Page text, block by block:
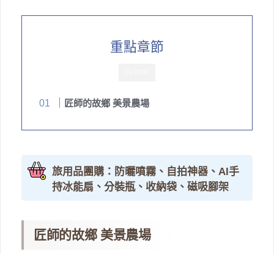
重點章節
匠師的故鄉 美景農場
旅用品團購：防曬噴霧、自拍神器、AI手
持冰能扇、分裝瓶、收納袋、磁吸腳架
匠師的故鄉 美景農場